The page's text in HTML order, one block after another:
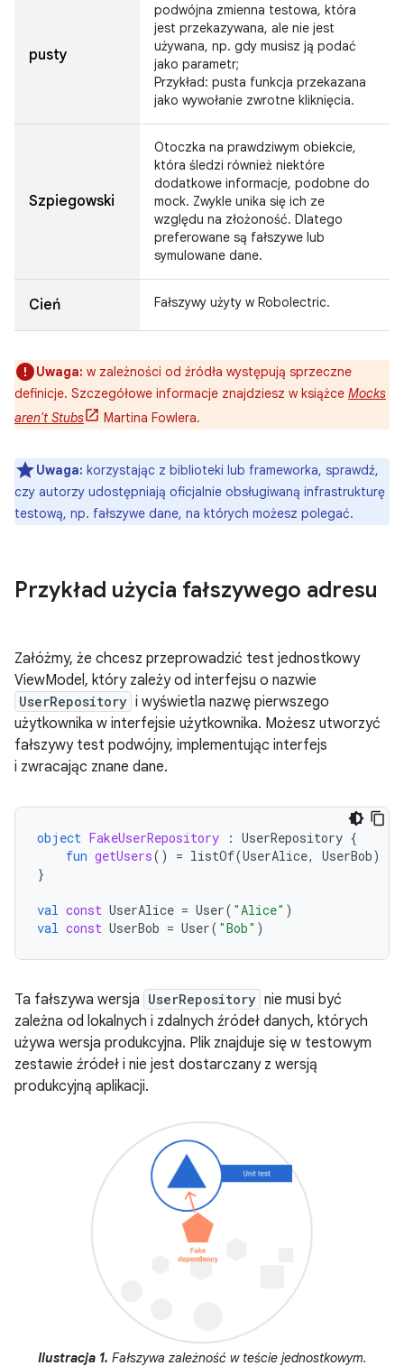
pusty
podwójna zmienna testowa, która
jest przekazywana, ale nie jest
używana, np. gdy musisz ją podać
jako parametr;
Przykład: pusta funkcja przekazana
jako wywołanie zwrotne kliknięcia.
Szpiegowski
Otoczka na prawdziwym obiekcie,
która śledzi również niektóre
dodatkowe informacje, podobne do
mock. Zwykle unika się ich ze
względu na złożoność. Dlatego
preferowane są fałszywe lub
symulowane dane.
Cień Fałszywy użyty w Robolectric.
Uwaga: w zależności od źródła występują sprzeczne
definicje. Szczegółowe informacje znajdziesz w książce Mocks
aren't Stubs
Martina Fowlera.
Uwaga: korzystając z biblioteki lub frameworka, sprawdź,
czy autorzy udostępniają oficjalnie obsługiwaną infrastrukturę
testową, np. fałszywe dane, na których możesz polegać.
Przykład użycia fałszywego adresu
Załóżmy, że chcesz przeprowadzić test jednostkowy
ViewModel, który zależy od interfejsu o nazwie
UserRepository i wyświetla nazwę pierwszego
użytkownika w interfejsie użytkownika. Możesz utworzyć
fałszywy test podwójny, implementując interfejs
i zwracając znane dane.
object FakeUserRepository : UserRepository {
fun getUsers() = listOf(UserAlice, UserBob)
}
val const UserAlice = User( "Alice" )
val const UserBob = User( "Bob" )
Ta fałszywa wersja UserRepository nie musi być
zależna od lokalnych i zdalnych źródeł danych, których
używa wersja produkcyjna. Plik znajduje się w testowym
zestawie źródeł i nie jest dostarczany z wersją
produkcyjną aplikacji.
Ilustracja 1. Fałszywa zależność w teście jednostkowym.